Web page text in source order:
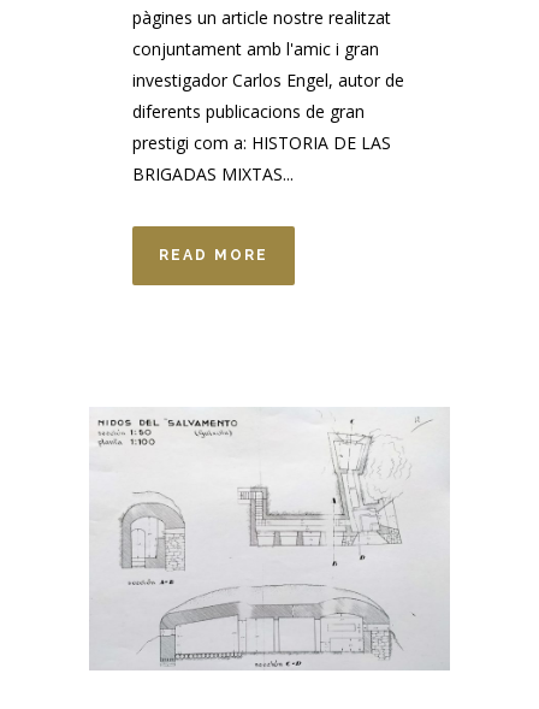
pàgines un article nostre realitzat
conjuntament amb l'amic i gran
investigador Carlos Engel, autor de
diferents publicacions de gran
prestigi com a: HISTORIA DE LAS
BRIGADAS MIXTAS...
READ MORE